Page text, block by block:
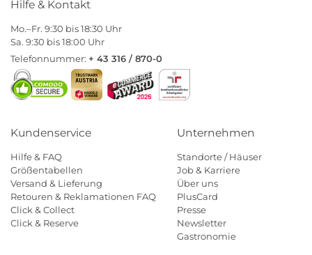
Hilfe & Kontakt
Mo.–Fr. 9:30 bis 18:30 Uhr
Sa. 9:30 bis 18:00 Uhr
Telefonnummer: + 43 316 / 870-0
Kundenservice
Hilfe & FAQ
Größentabellen
Versand & Lieferung
Retouren & Reklamationen FAQ
Click & Collect
Click & Reserve
Unternehmen
Standorte / Häuser
Job & Karriere
Über uns
PlusCard
Presse
Newsletter
Gastronomie